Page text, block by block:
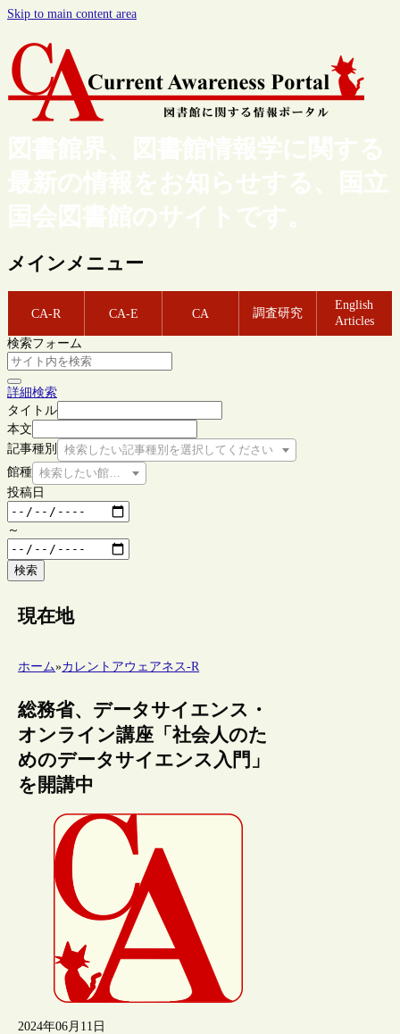
Skip to main content area
図書館界、図書館情報学に関する
最新の情報をお知らせする、国立
国会図書館のサイトです。
メインメニュー
CA-R CA-E CA 調査研究
English
Articles
検索フォーム
詳細検索
タイトル
本文
記事種別
検索したい記事種別を選択してください
館種 検索したい館種を選択してください
投稿日
～
検索
現在地
ホーム»カレントアウェアネス-R
総務省、データサイエンス・
オンライン講座「社会人のた
めのデータサイエンス入門」
を開講中
2024年06月11日